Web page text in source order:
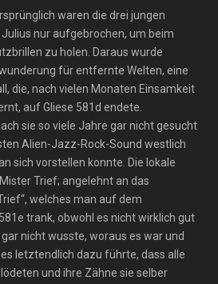
waren die drei jungen
Julius nur aufgebrochen, um beim
zu holen. Daraus wurde
für entfernte Welten, eine
die, nach vielen Monaten Einsamkeit
auf Gliese 581d endete.
sie so viele Jahre gar nicht gesucht
Alien-Jazz-Rock-Sound westlich
sich vorstellen konnte. Die lokale
Trief; angelehnt an das
welches man auf dem
trank, obwohl es nicht wirklich gut
nicht wusste, woraus es war und
letztendlich dazu führte, dass alle
und ihre Zähne sie selber